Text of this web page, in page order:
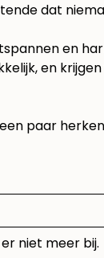
dat
en
en
paar
niet meer bij.